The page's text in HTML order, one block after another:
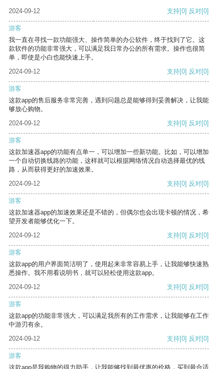
2024-09-12 支持[0] 反对[0]
游客
我一直在寻找一款功能强大、操作简单的办公软件，终于找到了它。这
款软件的功能非常强大，可以满足我日常办公的所有需求。操作也很简
单，即使是小白也能快速上手。
2024-09-12
支持[0] 反对[0]
游客
这款app的售后服务非常完善，遇到问题总是能够得到妥善解决，让我能
够放心购物。
2024-09-12
支持[0] 反对[0]
游客
这款加速器app的功能有点单一，可以增加一些新功能。比如，可以增加
一个自动切换线路的功能，这样就可以根据网络情况自动选择最优的线
路，从而获得更好的加速效果。
2024-09-12
支持[0] 反对[0]
游客
这款加速器app的加速效果还是不错的，但偶尔也会出现卡顿的情况，希
望开发者能够优化一下。
2024-09-12
支持[0] 反对[0]
游客
这款app的用户界面简洁明了，使用起来非常容易上手，让我能够快速熟
悉操作。我不用看说明书，就可以轻松使用这款app。
2024-09-12
支持[0] 反对[0]
游客
这款app的功能非常强大，可以满足我所有的工作需求，让我能够在工作
中游刃有余。
2024-09-12
支持[0] 反对[0]
游客
这款app是我购物的得力助手，让我能够找到最优惠的价格，买到最合适